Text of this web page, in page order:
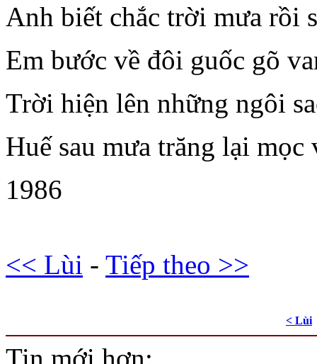
Anh biết chắc trời mưa rồi
Em bước về đôi guốc gõ
Trời hiện lên những ngôi
Huế sau mưa trăng lại mọc
1986
<< Lùi - Tiếp theo >>
< Lùi
Tin mới hơn: